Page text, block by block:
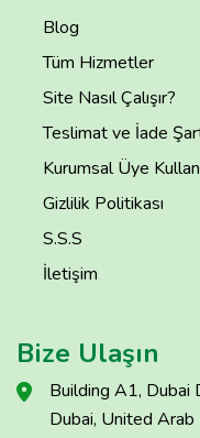
Blog
Tüm Hizmetler
Site Nasıl Çalışır?
Teslimat ve İade
Kurumsal Üye
Gizlilik Politikası
S.S.S
İletişim
Bize Ulaşın
Building A1, Dubai
Dubai, United Arab